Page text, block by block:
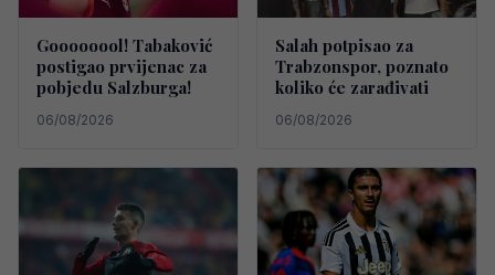
Goooooool! Tabaković
postigao prvijenac za
pobjedu Salzburga!
06/08/2026
Salah potpisao za
Trabzonspor, poznato
koliko će zarađivati
06/08/2026